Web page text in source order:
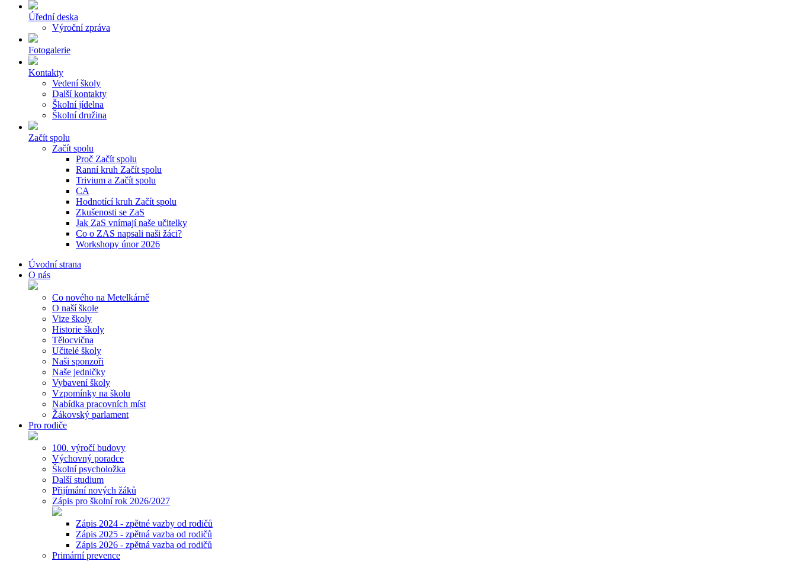
Úřední deska
Výroční zpráva
Fotogalerie
Kontakty
Vedení školy
Další kontakty
Školní jídelna
Školní družina
Začít spolu
Začít spolu
Proč Začít spolu
Ranní kruh Začít spolu
Trivium a Začít spolu
CA
Hodnotící kruh Začít spolu
Zkušenosti se ZaS
Jak ZaS vnímají naše učitelky
Co o ZAS napsali naši žáci?
Workshopy únor 2026
Úvodní strana
O nás
Co nového na Metelkárně
O naší škole
Vize školy
Historie školy
Tělocvična
Učitelé školy
Naši sponzoři
Naše jedničky
Vybavení školy
Vzpomínky na školu
Nabídka pracovních míst
Žákovský parlament
Pro rodiče
100. výročí budovy
Výchovný poradce
Školní psycholožka
Další studium
Přijímání nových žáků
Zápis pro školní rok 2026/2027
Zápis 2024 - zpětné vazby od rodičů
Zápis 2025 - zpětná vazba od rodičů
Zápis 2026 - zpětná vazba od rodičů
Primární prevence